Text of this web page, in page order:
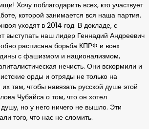
Хочу поблагодарить всех, кто участвует
которой занимается вся наша партия.
уходят в 2014 год. В докладе, с
выступать наш лидер Геннадий Андреевич
расписана борьба КПРФ и всех
с фашизмом и национализмом,
нечисть. Они вскормили и
орды и отряды не только на
там, чтобы навязать русской душе этой
Чубайса о том, что он хотел
но у него ничего не вышло. Эти
того, что нас не сломить.